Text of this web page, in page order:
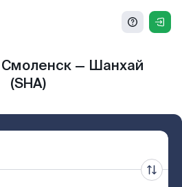
— Шанхай
(SHA)